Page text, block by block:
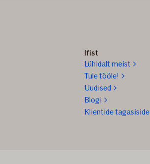
Ifist
Lühidalt meist
Tule tööle!
Uudised
Blogi
Klientide tagasiside